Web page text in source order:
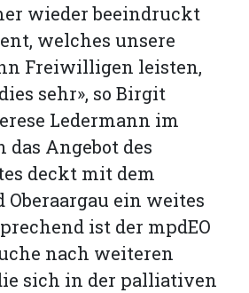
wieder beeindruckt
welches unsere
Freiwilligen leisten,
sehr», so Birgit
Ledermann im
das Angebot des
deckt mit dem
ein weites
ist der mpdEO
nach weiteren
sich in der palliativen